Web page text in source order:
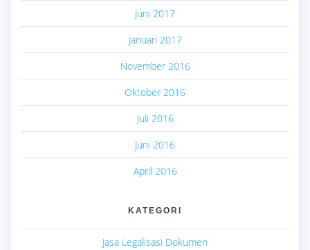
Juni 2017
Januari 2017
November 2016
Oktober 2016
Juli 2016
Juni 2016
April 2016
KATEGORI
Jasa Legalisasi Dokumen